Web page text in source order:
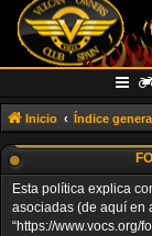
Inicio Índice
Esta política explica
asociadas (de aquí en
“https://www.vocs.org/